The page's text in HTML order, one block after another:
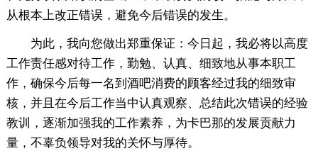
从根本上改正错误，避免今后错误的发生。
为此，我向您做出郑重保证：今日起，我必将以高度
工作责任感对待工作，勤勉、认真、细致地从事本职工
作，确保今后每一名到酒吧消费的顾客经过我的细致审
核，并且在今后工作当中认真观察、总结此次错误的经验
教训，逐渐加强我的工作素养，为卡巴那的发展贡献力
量，不辜负领导对我的关怀与厚待。